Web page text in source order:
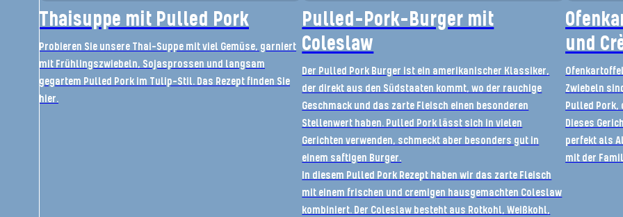
Thaisuppe mit Pulled Pork
Probieren Sie unsere Thai-Suppe mit viel Gemüse, garniert
mit Frühlingszwiebeln, Sojasprossen und langsam
gegartem Pulled Pork im Tulip-Stil. Das Rezept finden Sie
hier.
Pulled-Pork-Burger mit
Coleslaw
Der Pulled Pork Burger ist ein amerikanischer Klassiker,
der direkt aus den Südstaaten kommt, wo der rauchige
Geschmack und das zarte Fleisch einen besonderen
Stellenwert haben. Pulled Pork lässt sich in vielen
Gerichten verwenden, schmeckt aber besonders gut in
einem saftigen Burger.
In diesem Pulled Pork Rezept haben wir das zarte Fleisch
mit einem frischen und cremigen hausgemachten Coleslaw
kombiniert. Der Coleslaw besteht aus Rotkohl, Weißkohl,
und
Zwiebeln
Pulled Pork,
Dieses
perfekt als
mit der